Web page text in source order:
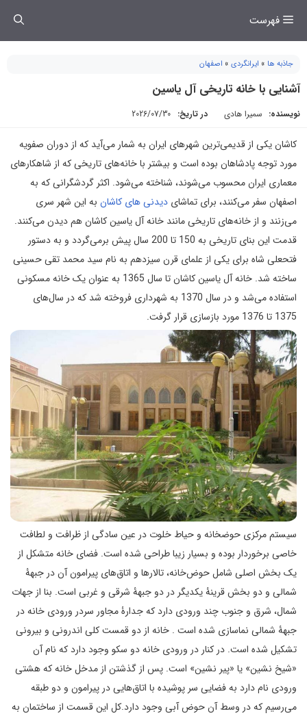
فهرست
جاذبه ها » ایرانگردی » اصفهان
آشنایی با خانه تاریخی آل یاسین
نویسنده: سمیرا هادی در تاریخ: 2026/07/30
کاشان یکی از قدیمی‌ترین شهرهای ایران به شمار می‌آید که از دوران صفویه
مورد توجه پادشاهان بوده است و بیشتر با خانه‌های تاریخی که از شاهکارهای
معماری ایران محسوب می‌شوند، شناخته می‌شود. اکثر گردشگرانی که به
اصفهان سفر می‌کنند، برای تماشای دیدنی های کاشان به این شهر سری
می‌زنند و از خانه‌های تاریخی مانند خانه آل یاسین کاشان هم دیدن می‌کنند.
قدمت این بنای تاریخی به 150 تا 200 سال پیش برمی‌گردد و به دستور
فتحعلی شاه برای یکی از علمای قرن سیزدهم به نام سید محمد تقی حسینی
ساخته شد. خانه آل یاسین کاشان تا سال 1365 به عنوان یک خانه مسکونی
استفاده می‌شد و در سال 1370 به شهرداری فروخته شد که در سال‌های
1375 تا 1376 مورد بازسازی قرار گرفت.
سیستم مرکزی حوضخانه و حیاط خلوت در عین سادگی از ظرافت و لطافت
خاصی برخوردار بوده و بسیار زیبا طراحی شده است. فضای خانه متشکل از
یک بخش اصلی شامل حوض‌خانه، تالارها و اتاق‌های پیرامون آن در جبهۀ
شمالی و دو بخش قرینۀ یکدیگر در دو جبهۀ شرقی و غربی است. بنا از جهات
شمال، شرق و جنوب چند ورودی دارد که جدارۀ مجاور سردر ورودی خانه در
جبهۀ شمالی نماسازی شده است . خانه از دو قمست کلی اندرونی و بیرونی
تشکیل شده است. در کنار در ورودی خانه دو سکو وجود دارد که نام آن
«شیخ نشین» یا «پیر نشین» است. پس از گذشتن از مدخل خانه که هشتی
ورودی نام دارد به فضایی سر پوشیده با اتاق‌هایی در پیرامون و دو طبقه
می‌رسیم که در وسط آن حوض آبی وجود دارد.کل این قسمت از ساختمان به